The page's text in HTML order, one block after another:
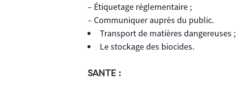
– Étiquetage réglementaire ;
– Communiquer auprès du public.
Transport de matières dangereuses ;
Le stockage des biocides.
SANTE :